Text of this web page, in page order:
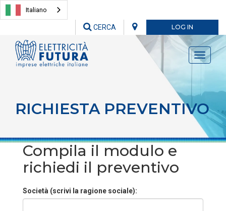
Italiano
LOG IN
CERCA
Toggle
RICHIESTA PREVENTIVO
Compila il modulo e
richiedi il preventivo
Società (scrivi la ragione sociale):